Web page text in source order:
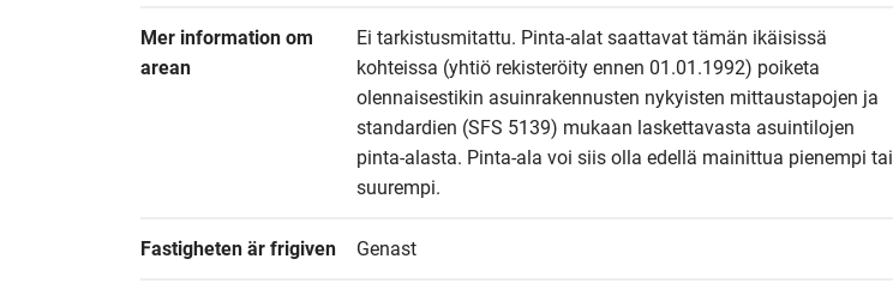
Mer information om
arean
Ei tarkistusmitattu. Pinta-alat saattavat tämän ikäisissä
kohteissa (yhtiö rekisteröity ennen 01.01.1992) poiketa
olennaisestikin asuinrakennusten nykyisten mittaustapojen ja
standardien (SFS 5139) mukaan laskettavasta asuintilojen
pinta-alasta. Pinta-ala voi siis olla edellä mainittua pienempi tai
suurempi.
Fastigheten är frigiven Genast